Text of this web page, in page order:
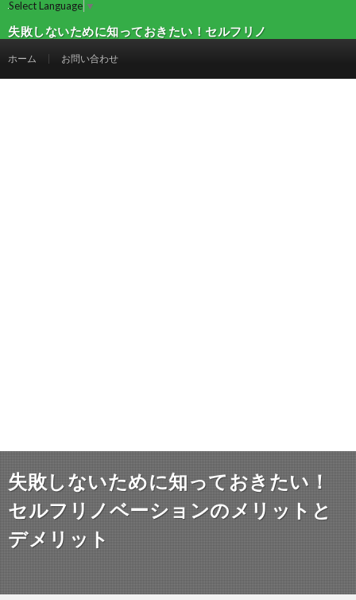
Select Language ▼
失敗しないために知っておきたい！セルフリノ
ジン
ホーム お問い合わせ
失敗しないために知っておきたい！
セルフリノベーションのメリットと
デメリット